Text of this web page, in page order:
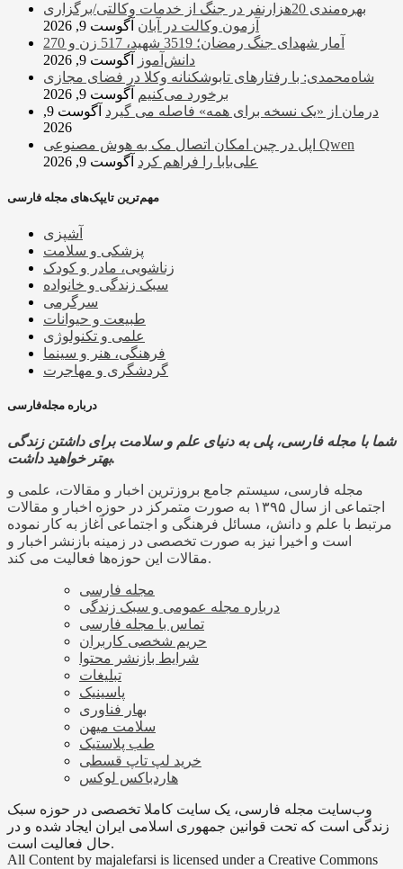
بهره‌مندی 20هزارنفر در جنگ از خدمات وکالتی/برگزاری
آزمون وکالت در آبان آگوست 9, 2026
آمار شهدای جنگ رمضان؛ 3519 شهید، 517 زن و 270
دانش‌آموز
آگوست 9, 2026
شاه‌محمدی: با رفتارهای تابوشکنانه وکلا در فضای مجازی
برخورد می‌کنیم آگوست 9, 2026
درمان از «یک نسخه برای همه» فاصله می گیرد
آگوست 9,
2026
اپل در چین امکان اتصال مک به هوش مصنوعی Qwen
علی‌بابا را فراهم کرد آگوست 9, 2026
مهم‌ترین تایپک‌های مجله فارسی
آشپزی
پزشکی و سلامت
زناشویی، مادر و کودک
سبک زندگی و خانواده
سرگرمی
طبیعت و حیوانات
علمی و تکنولوژی
فرهنگی، هنر و سینما
گردشگری و مهاجرت
درباره مجله‌فارسی
شما با مجله فارسی، پلی به دنیای علم و سلامت برای داشتن زندگی
بهتر خواهید داشت.
مجله فارسی، سیستم جامع بروزترین اخبار و مقالات، علمی و
اجتماعی از سال ۱۳۹۵ به صورت متمرکز در حوزه اخبار و مقالات
مرتبط با علم و دانش، مسائل فرهنگی و اجتماعی آغاز به کار نموده
است و اخیرا نیز به صورت تخصصی در زمینه بازنشر اخبار و
مقالات این حوزه‌ها فعالیت می کند.
مجله فارسی
درباره مجله عمومی و سبک زندگی
تماس با مجله فارسی
حریم شخصی کاربران
شرایط بازنشر محتوا
تبلیغات
پاسینیک
بهار فناوری
سلامت میهن
طب پلاستیک
خرید لپ تاپ قسطی
هاردباکس لوکس
وب‌سایت مجله فارسی، یک سایت کاملا تخصصی در حوزه سبک
زندگی است که تحت قوانین جمهوری اسلامی ایران ایجاد شده و در
حال فعالیت است.
All Content by majalefarsi is licensed under a Creative Commons